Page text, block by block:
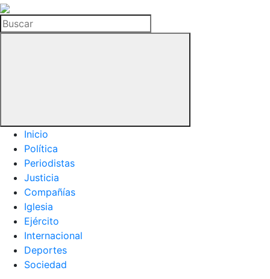
La
Hemeroteca
del
Buscar
Inicio
Política
Periodistas
Justicia
Compañías
Iglesia
Ejército
Internacional
Deportes
Sociedad